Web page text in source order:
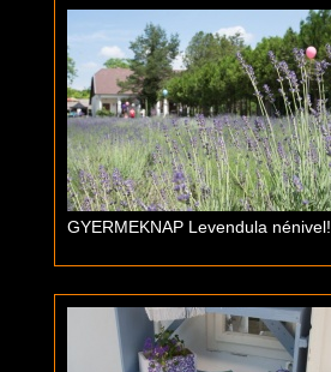
GYERMEKNAP Levendula nénivel!